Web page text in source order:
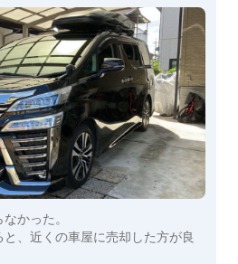
かった。
、近くの車屋に売却した方が良